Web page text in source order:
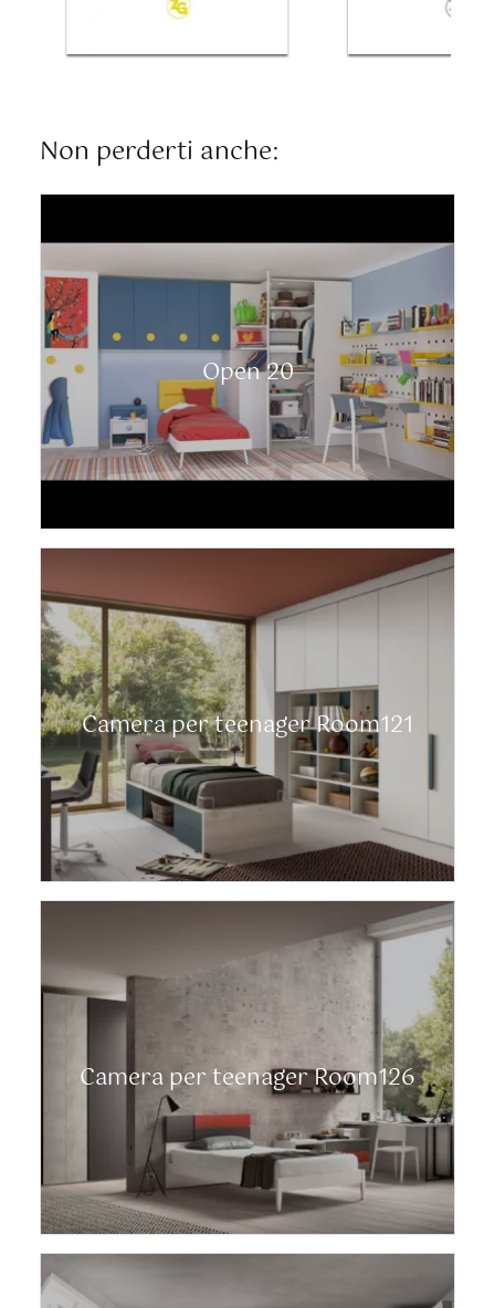
Non perderti anche:
Open 20
Camera per teenager Room121
Camera per teenager Room126